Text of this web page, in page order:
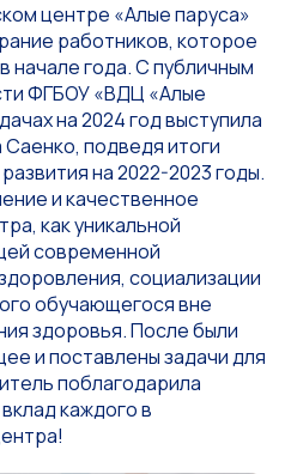
центре «Алые паруса»
работников, которое
начале года. С публичным
ФГБОУ «ВДЦ «Алые
на 2024 год выступила
подведя итоги
на 2022-2023 годы.
и качественное
как уникальной
современной
социализации
обучающегося вне
здоровья. После были
и поставлены задачи для
поблагодарила
каждого в